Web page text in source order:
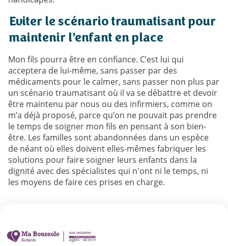
Eviter le scénario traumatisant pour
maintenir l’enfant en place
Mon fils pourra être en confiance. C’est lui qui
acceptera de lui-même, sans passer par des
médicaments pour le calmer, sans passer non plus par
un scénario traumatisant où il va se débattre et devoir
être maintenu par nous ou des infirmiers, comme on
m’a déjà proposé, parce qu’on ne pouvait pas prendre
le temps de soigner mon fils en pensant à son bien-
être. Les familles sont abandonnées dans un espèce
de néant où elles doivent elles-mêmes fabriquer les
solutions pour faire soigner leurs enfants dans la
dignité avec des spécialistes qui n'ont ni le temps, ni
les moyens de faire ces prises en charge.